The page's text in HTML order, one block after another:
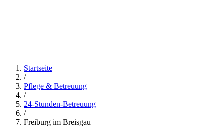
Startseite
/
Pflege & Betreuung
/
24-Stunden-Betreuung
/
Freiburg im Breisgau